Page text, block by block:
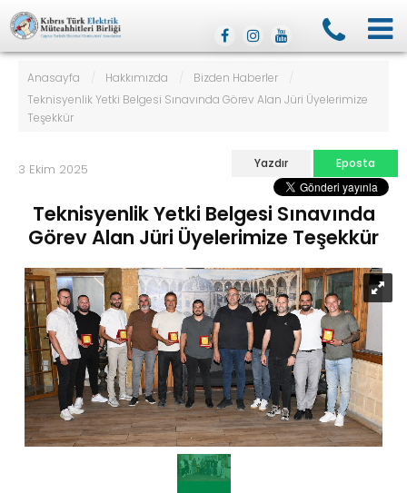
Anasayfa / Hakkımızda / Bizden Haberler
/
Teknisyenlik Yetki Belgesi Sınavında Görev Alan Jüri Üyelerimize
Teşekkür
3 Ekim 2025 Yazdır Eposta
Teknisyenlik Yetki Belgesi Sınavında
Görev Alan Jüri Üyelerimize Teşekkür